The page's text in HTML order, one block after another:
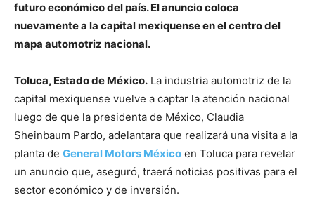
futuro económico del país. El anuncio coloca
nuevamente a la capital mexiquense en el centro del
mapa automotriz nacional.
Toluca, Estado de México. La industria automotriz de la
capital mexiquense vuelve a captar la atención nacional
luego de que la presidenta de México, Claudia
Sheinbaum Pardo, adelantara que realizará una visita a la
planta de General Motors México en Toluca para revelar
un anuncio que, aseguró, traerá noticias positivas para el
sector económico y de inversión.